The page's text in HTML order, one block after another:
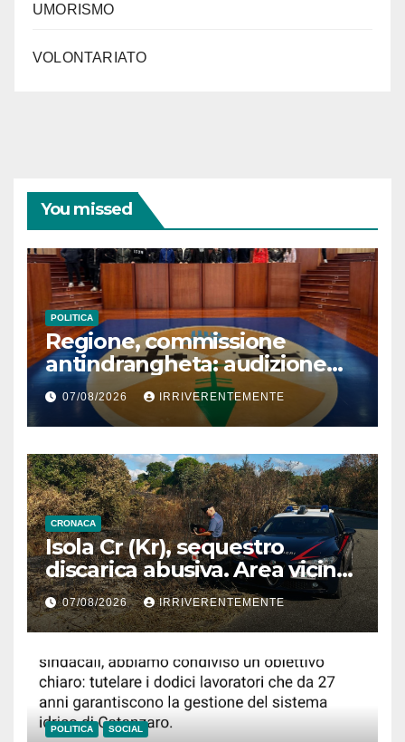
UMORISMO
VOLONTARIATO
You missed
POLITICA
Regione, commissione
antindrangheta: audizione
Rodi Morabito. Coraggio
denuncia e vicinanza
istituzioni
07/08/2026 IRRIVERENTEMENTE
CRONACA
Isola Cr (Kr), sequestro
discarica abusiva. Area vicina
a centro abitato
07/08/2026 IRRIVERENTEMENTE
POLITICA SOCIAL